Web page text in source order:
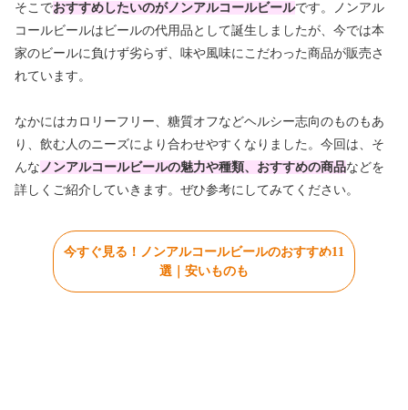
そこでおすすめしたいのがノンアルコールビールです。ノンアル
コールビールはビールの代用品として誕生しましたが、今では本
家のビールに負けず劣らず、味や風味にこだわった商品が販売さ
れています。
なかにはカロリーフリー、糖質オフなどヘルシー志向のものもあ
り、飲む人のニーズにより合わせやすくなりました。今回は、そ
んな ノンアルコールビールの魅力や種類、おすすめの商品などを
詳しくご紹介していきます。ぜひ参考にしてみてください。
今すぐ見る！ノンアルコールビールのおすすめ11
選｜安いものも